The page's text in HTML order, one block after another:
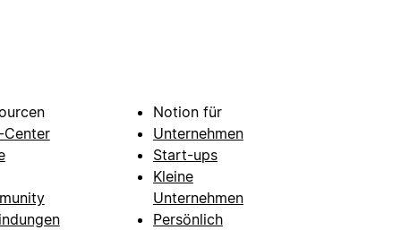
Notion für
Unternehmen
Start-ups
Kleine
Unternehmen
Persönlich